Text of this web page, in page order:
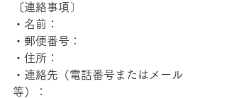
〔連絡事項〕
・名前：
・郵便番号：
・住所：
・連絡先（電話番号またはメール
等）：